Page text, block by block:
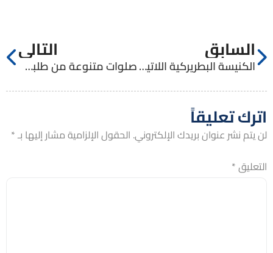
السابق
الكنيسة البطريركية اللاتينية / القدس
التالي
صلوات متنوعة من طلبة الإكليريكية الصغرى
اترك تعليقاً
لن يتم نشر عنوان بريدك الإلكتروني. الحقول الإلزامية مشار إليها بـ*
التعليق*